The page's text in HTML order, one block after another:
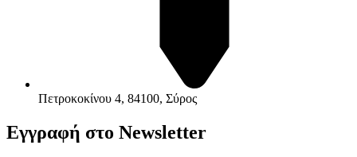
Πετροκοκίνου 4, 84100, Σύρος
Εγγραφή στο Newsletter